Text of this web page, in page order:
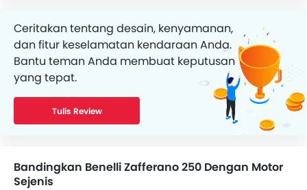
Ceritakan tentang desain, kenyamanan,
dan fitur keselamatan kendaraan Anda.
Bantu teman Anda membuat keputusan
yang tepat.
Tulis Review
Bandingkan Benelli Zafferano 250 Dengan Motor
Sejenis